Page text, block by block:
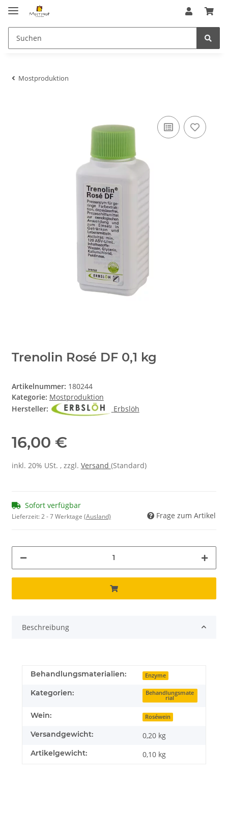
Mostproduktion
Trenolin Rosé DF 0,1 kg
Artikelnummer: 180244
Kategorie: Mostproduktion
Hersteller:
Erbslöh
16,00 €
inkl. 20% USt. , zzgl. Versand (Standard)
Sofort verfügbar
Lieferzeit:2 - 7 Werktage (Ausland) Frage zum Artikel
Beschreibung
Behandlungsmaterialien: Enzyme
Kategorien: Behandlungsmate
rial
Wein: Roséwein
Versandgewicht: 0,20 kg
Artikelgewicht: 0,10 kg